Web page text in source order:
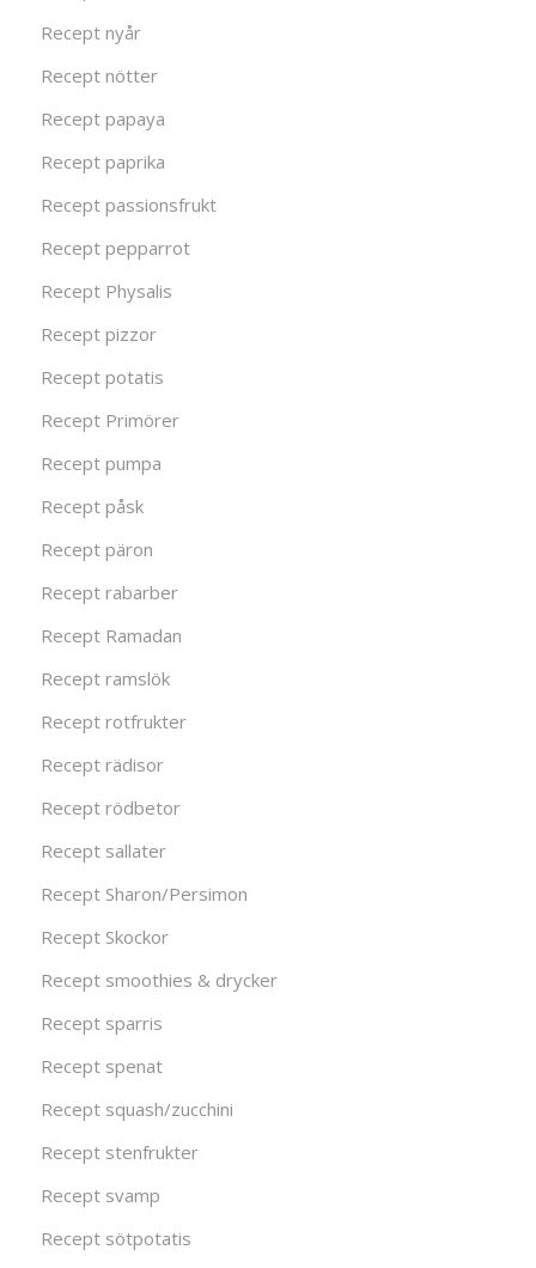
Recept nyår
Recept nötter
Recept papaya
Recept paprika
Recept passionsfrukt
Recept pepparrot
Recept Physalis
Recept pizzor
Recept potatis
Recept Primörer
Recept pumpa
Recept påsk
Recept päron
Recept rabarber
Recept Ramadan
Recept ramslök
Recept rotfrukter
Recept rädisor
Recept rödbetor
Recept sallater
Recept Sharon/Persimon
Recept Skockor
Recept smoothies & drycker
Recept sparris
Recept spenat
Recept squash/zucchini
Recept stenfrukter
Recept svamp
Recept sötpotatis